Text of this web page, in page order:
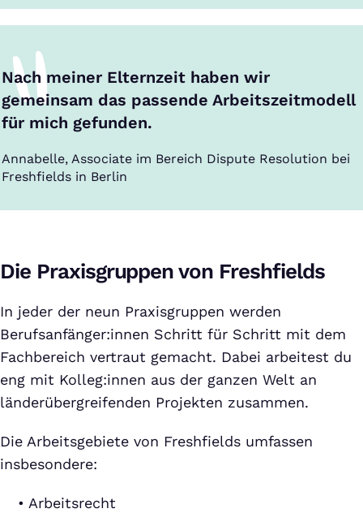
Nach meiner Elternzeit haben wir
gemeinsam das passende Arbeitszeitmodell
für mich gefunden.
Annabelle, Associate im Bereich Dispute Resolution bei
Freshfields in Berlin
Die Praxisgruppen von Freshfields
In jeder der neun Praxisgruppen werden
Berufsanfänger:innen Schritt für Schritt mit dem
Fachbereich vertraut gemacht. Dabei arbeitest du
eng mit Kolleg:innen aus der ganzen Welt an
länderübergreifenden Projekten zusammen.
Die Arbeitsgebiete von Freshfields umfassen
insbesondere:
Arbeitsrecht